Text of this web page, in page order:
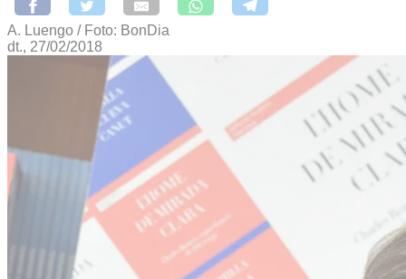
A. Luengo / Foto: BonDia
dt., 27/02/2018